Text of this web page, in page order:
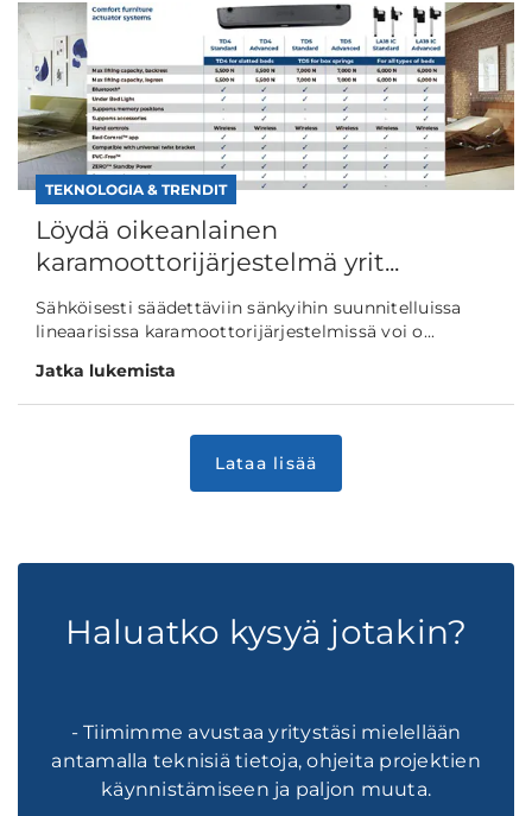
TEKNOLOGIA & TRENDIT
Löydä oikeanlainen
karamoottorijärjestelmä yrit...
Sähköisesti säädettäviin sänkyihin suunnitelluissa
lineaarisissa karamoottorijärjestelmissä voi o...
Jatka lukemista
Haluatko kysyä jotakin?
- Tiimimme avustaa yritystäsi mielellään
antamalla teknisiä tietoja, ohjeita projektien
käynnistämiseen ja paljon muuta.